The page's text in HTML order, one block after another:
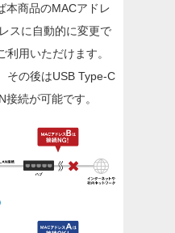
商品のMACアドレ
スに自動的に変更で
利用いただけます。
その後はUSB Type-C
続が可能です。